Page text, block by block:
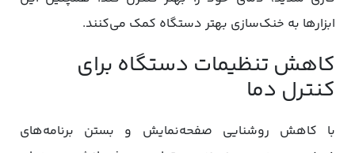
ابزارها به خنک‌سازی بهتر دستگاه کمک می‌کنند.
کاهش تنظیمات دستگاه برای
کنترل دما
با کاهش روشنایی صفحه‌نمایش و بستن برنامه‌های